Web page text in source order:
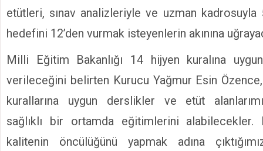
etütleri, sınav analizleriyle ve uzman kadrosuyla
hedefini 12’den vurmak isteyenlerin akınına
Milli Eğitim Bakanlığı 14 hijyen kuralına
verileceğini belirten Kurucu Yağmur Esin
kurallarına uygun derslikler ve etüt
sağlıklı bir ortamda eğitimlerini alabilecekler.
kalitenin öncülüğünü yapmak adına